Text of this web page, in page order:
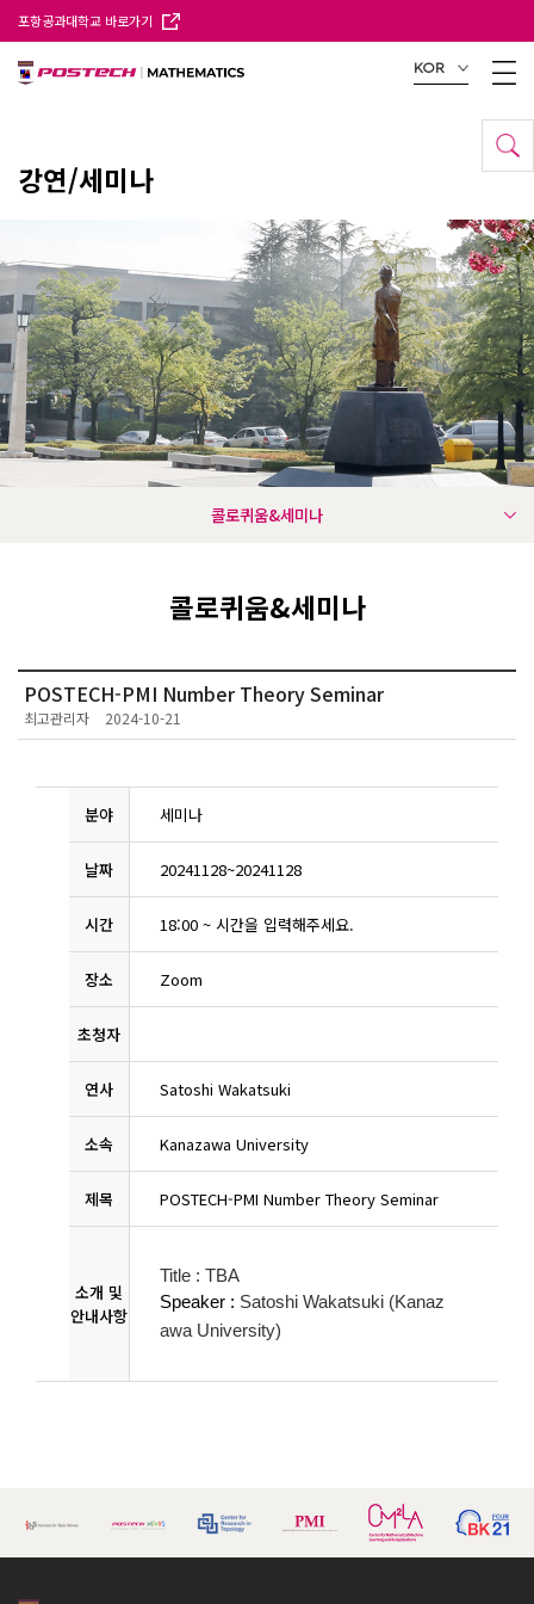
포항공과대학교 바로가기
KOR
강연/세미나
콜로퀴움&세미나
콜로퀴움&세미나
POSTECH-PMI Number Theory Seminar
최고관리자 2024-10-21
분야 세미나
날짜 20241128~20241128
시간 18:00 ~ 시간을 입력해주세요.
장소 Zoom
초청자
연사 Satoshi Wakatsuki
소속 Kanazawa University
제목 POSTECH-PMI Number Theory Seminar
소개 및
안내사항
Title : TBA
Speaker : Satoshi Wakatsuki (Kanaz
awa University)